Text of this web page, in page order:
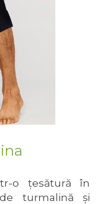
o ţesătură în
turmalină și